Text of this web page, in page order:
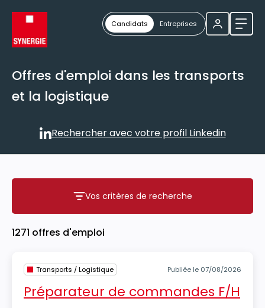
Candidats Entreprises
Offres d'emploi dans les transports
et la logistique
Rechercher avec votre
Rechercher avec votre profil Linkedin
Vos critères de recherche
Vos critères de recherche
1271 offres d'emploi
Transports / Logistique Publiée le 07/08/2026
Préparateur de commandes F/H